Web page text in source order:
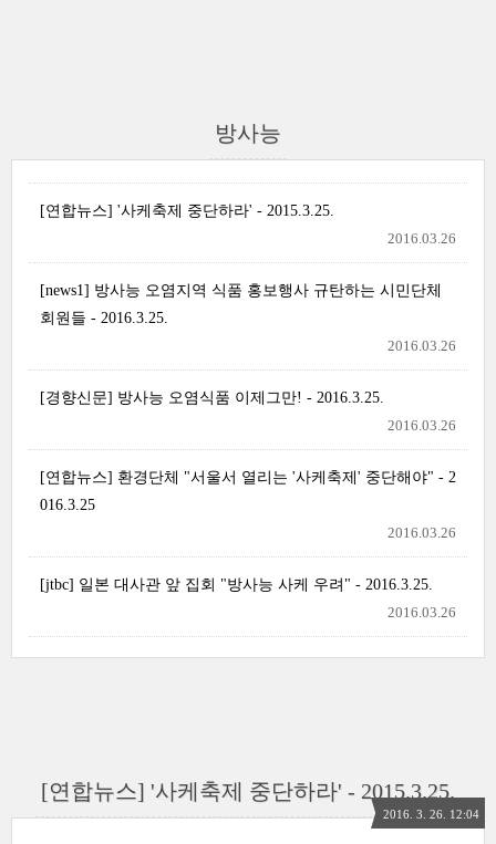
방사능
[연합뉴스] '사케축제 중단하라' - 2015.3.25.
2016.03.26
[news1] 방사능 오염지역 식품 홍보행사 규탄하는 시민단체
회원들 - 2016.3.25.
2016.03.26
[경향신문] 방사능 오염식품 이제그만! - 2016.3.25.
2016.03.26
[연합뉴스] 환경단체 "서울서 열리는 '사케축제' 중단해야" - 2
016.3.25
2016.03.26
[jtbc] 일본 대사관 앞 집회 "방사능 사케 우려" - 2016.3.25.
2016.03.26
[연합뉴스] '사케축제 중단하라' - 2015.3.25.
2016. 3. 26. 12:04